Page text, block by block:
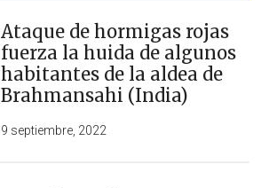
Ataque de hormigas rojas
fuerza la huida de algunos
habitantes de la aldea de
Brahmansahi (India)
9 septiembre, 2022